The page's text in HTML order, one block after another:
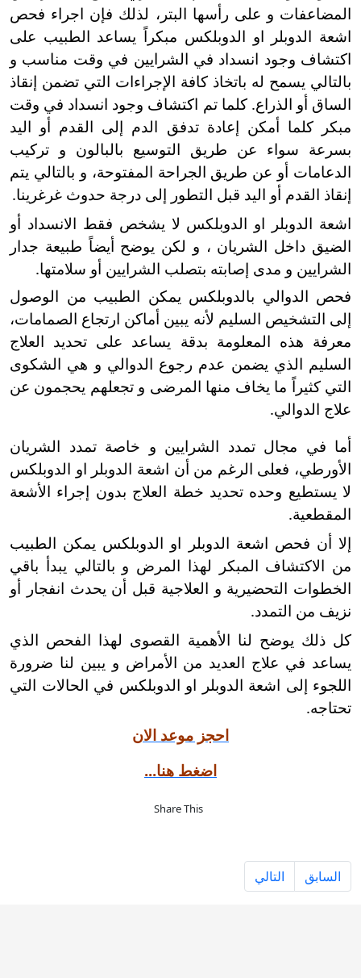
المضاعفات و على رأسها البتر، لذلك فإن اجراء فحص
اشعة الدوبلر او الدوبلكس مبكراً يساعد الطبيب على
اكتشاف وجود انسداد في الشرايين في وقت مناسب و
بالتالي يسمح له باتخاذ كافة الإجراءات التي تضمن إنقاذ
الساق أو الذراع. كلما تم اكتشاف وجود انسداد في وقت
مبكر كلما أمكن إعادة تدفق الدم إلى القدم أو اليد
بسرعة سواء عن طريق التوسيع بالبالون و تركيب
الدعامات أو عن طريق الجراحة المفتوحة، و بالتالي يتم
إنقاذ القدم أو اليد قبل التطور إلى درجة حدوث غرغرينا.
اشعة الدوبلر او الدوبلكس لا يشخص فقط الانسداد أو
الضيق داخل الشريان ، و لكن يوضح أيضاً طبيعة جدار
الشرايين و مدى إصابته بتصلب الشرايين أو سلامتها.
فحص الدوالي بالدوبلكس يمكن الطبيب من الوصول
إلى التشخيص السليم لأنه يبين أماكن ارتجاع الصمامات،
معرفة هذه المعلومة بدقة يساعد على تحديد العلاج
السليم الذي يضمن عدم رجوع الدوالي و هي الشكوى
التي كثيراً ما يخاف منها المرضى و تجعلهم يحجمون عن
علاج الدوالي.
أما في مجال تمدد الشرايين و خاصة تمدد الشريان
الأورطي، فعلى الرغم من أن اشعة الدوبلر او الدوبلكس
لا يستطيع وحده تحديد خطة العلاج بدون إجراء الأشعة
المقطعية.
إلا أن فحص اشعة الدوبلر او الدوبلكس يمكن الطبيب
من الاكتشاف المبكر لهذا المرض و بالتالي يبدأ باقي
الخطوات التحضيرية و العلاجية قبل أن يحدث انفجار أو
نزيف من التمدد.
كل ذلك يوضح لنا الأهمية القصوى لهذا الفحص الذي
يساعد في علاج العديد من الأمراض و يبين لنا ضرورة
اللجوء إلى اشعة الدوبلر او الدوبلكس في الحالات التي
تحتاجه.
احجز موعد الان
اضغط هنا...
Share This
المقال السابق: جلطات الأوردة العميقة اعراضها وطرق علاجها
السابق المقال التالي: نصائح لمرضى السكري وطرق العناية
التالي